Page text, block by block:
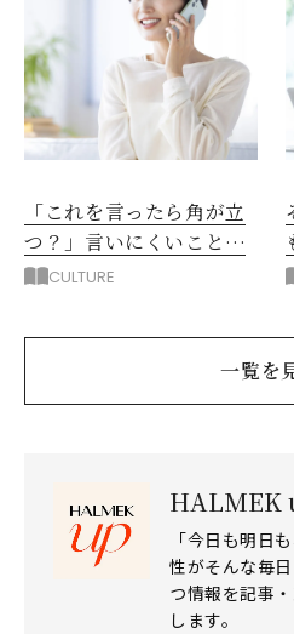
「これを言ったら角が立
つ？」言いにくいことを
穏やかに伝える表現3選
CULTURE
一覧を
HALMEK
「今日も明日
性がそんな毎
つ情報を記事
します。